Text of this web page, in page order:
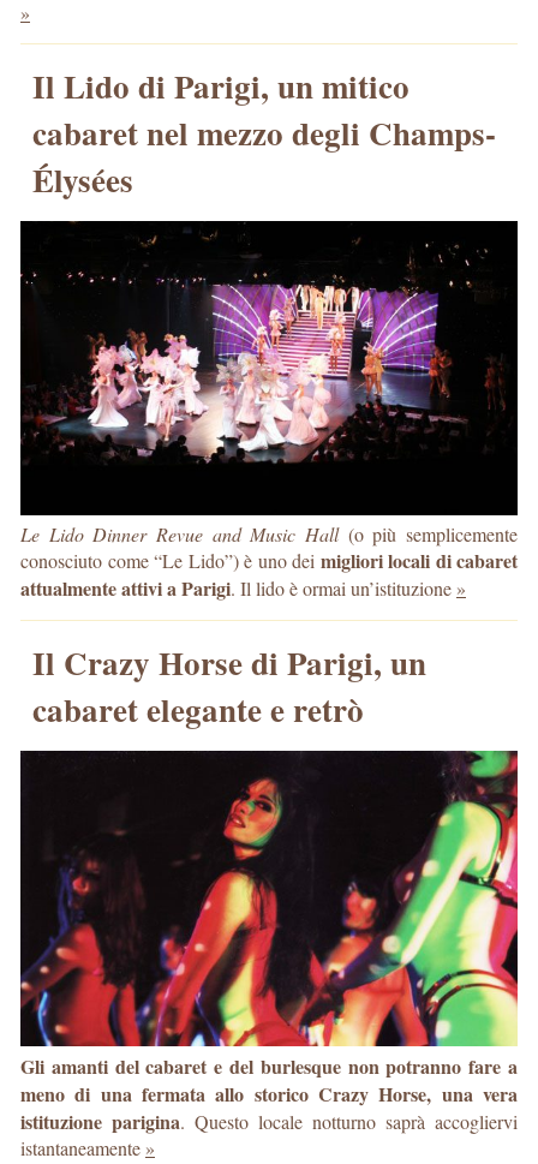
»
Il Lido di Parigi, un mitico
cabaret nel mezzo degli Champs-
Élysées
Le Lido Dinner Revue and Music Hall(o più semplicemente
conosciuto come “Le Lido”) è uno dei migliori locali di cabaret
attualmente attivi a Parigi. Il lido è ormai un’istituzione »
Il Crazy Horse di Parigi, un
cabaret elegante e retrò
Gli amanti del cabaret e del burlesque non potranno fare a
meno di una fermata allo storico Crazy Horse, una vera
istituzione parigina. Questo locale notturno saprà accogliervi
istantaneamente »